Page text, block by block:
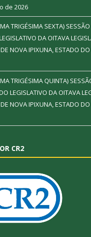
de 2026
TRIGÉSIMA SEXTA)
DA OITAVA
NOVA IPIXUNA, ESTADO
TRIGÉSIMA QUINTA)
LEGISLATIVO DA OITAVA
NOVA IPIXUNA, ESTADO
CR2